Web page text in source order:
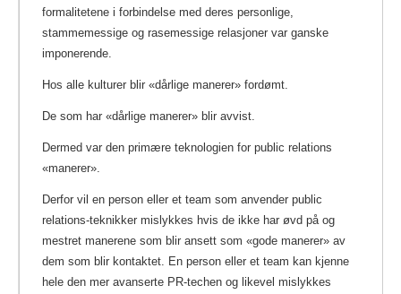
formalitetene i forbindelse med deres personlige,
stammemessige og rasemessige relasjoner var ganske
imponerende.
Hos alle kulturer blir «dårlige manerer» fordømt.
De som har «dårlige manerer» blir avvist.
Dermed var den primære teknologien for public relations
«manerer».
Derfor vil en person eller et team som anvender public
relations-teknikker mislykkes hvis de ikke har øvd på og
mestret manerene som blir ansett som «gode manerer» av
dem som blir kontaktet. En person eller et team kan kjenne
hele den mer avanserte PR-techen og likevel mislykkes